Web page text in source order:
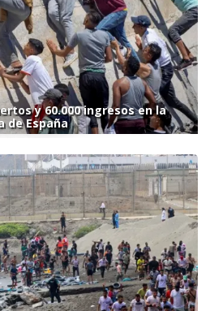
y 60.000 ingresos en la
de España